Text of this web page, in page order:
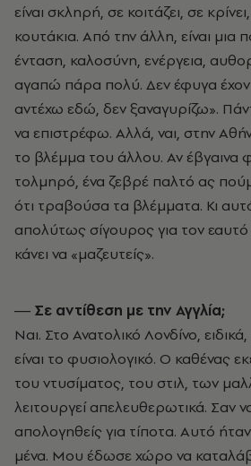
είναι σκληρή, σε κοιτάζει, σε
κουτάκια. Από την άλλη, είναι μια
ένταση, καλοσύνη, ενέργεια,
αγαπώ πάρα πολύ. Δεν έφυγα
αντέχω εδώ, δεν ξαναγυρίζω».
να επιστρέφω. Αλλά, ναι, στην
το βλέμμα του άλλου. Αν έβγαινα
τολμηρό, ένα ζεβρέ παλτό ας
ότι τραβούσα τα βλέμματα. Κι
απολύτως σίγουρος για τον
κάνει να «μαζευτείς».
― Σε αντίθεση με την Αγγλία;
Ναι. Στο Ανατολικό Λονδίνο,
είναι το φυσιολογικό. Ο καθένας
του ντυσίματος, του στιλ, των
λειτουργεί απελευθερωτικά. Σαν
απολογηθείς για τίποτα. Αυτό
μένα. Μου έδωσε χώρο να